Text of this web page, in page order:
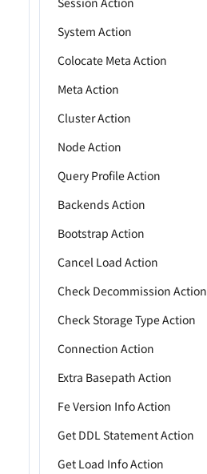
System Action
Colocate Meta Action
Meta Action
Cluster Action
Node Action
Query Profile Action
Backends Action
Bootstrap Action
Cancel Load Action
Check Decommission Action
Check Storage Type Action
Connection Action
Extra Basepath Action
Fe Version Info Action
Get DDL Statement Action
Get Load Info Action